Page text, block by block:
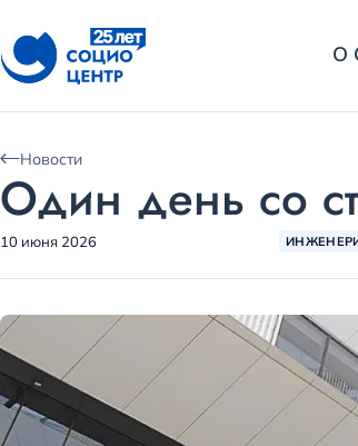
О
Новости
Один день со
10 июня 2026